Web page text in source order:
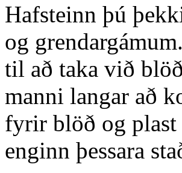
Hafsteinn þú
og
til að taka við
manni langar að
fyrir blöð og
enginn þessara